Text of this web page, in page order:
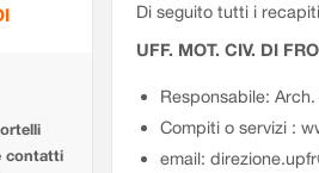
contatti
Di seguito tutti i
UFF. MOT. CIV. DI
Responsabile:
Compiti o servizi :
email: